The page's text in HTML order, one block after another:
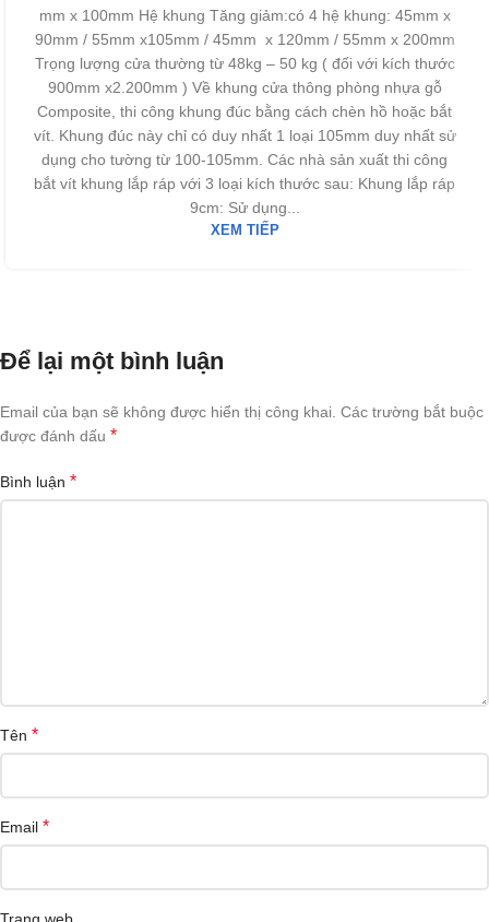
mm x 100mm Hệ khung Tăng giảm:có 4 hệ khung: 45mm x
90mm / 55mm x105mm / 45mm x 120mm / 55mm x 200mm
Trọng lượng cửa thường từ 48kg – 50 kg ( đối với kích thước
900mm x2.200mm ) Về khung cửa thông phòng nhựa gỗ
Composite, thi công khung đúc bằng cách chèn hồ hoặc bắt
vít. Khung đúc này chỉ có duy nhất 1 loại 105mm duy nhất sử
dụng cho tường từ 100-105mm. Các nhà sản xuất thi công
bắt vít khung lắp ráp với 3 loại kích thước sau: Khung lắp ráp
9cm: Sử dụng...
XEM TIẾP
Để lại một bình luận
Email của bạn sẽ không được hiển thị công khai. Các trường bắt buộc
được đánh dấu *
Bình luận *
Tên *
Email *